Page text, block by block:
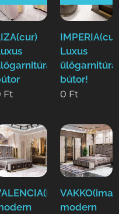
Ft
Luxus
ülőgarnitúra
bútor!
0 Ft
modern